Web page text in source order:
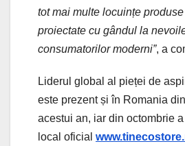
tot mai multe locuințe
proiectate cu gândul la
consumatorilor moderni”, a
Liderul global al pieței de
este prezent și în Romania
acestui an, iar din octombrie a
local oficial